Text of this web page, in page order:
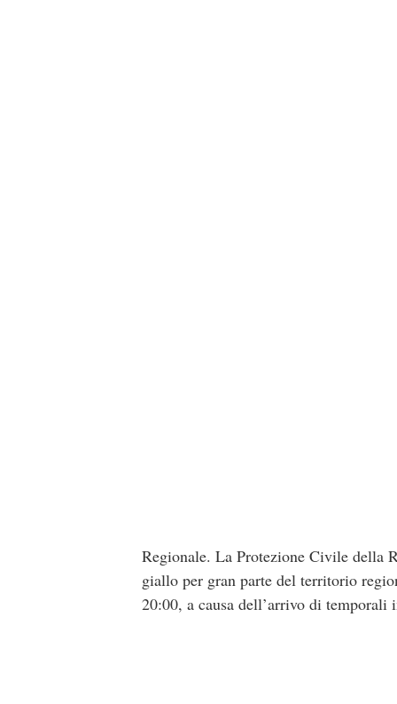
Regionale. La Protezione Civile della
giallo per gran parte del territorio
20:00, a causa dell’arrivo di